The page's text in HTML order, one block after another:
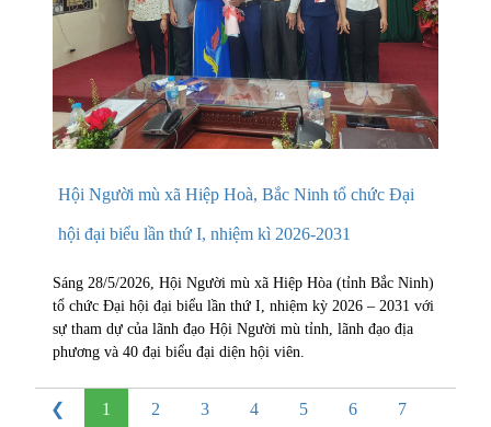
Hội Người mù xã Hiệp Hoà, Bắc Ninh tổ chức Đại
hội đại biểu lần thứ I, nhiệm kì 2026-2031
Sáng 28/5/2026, Hội Người mù xã Hiệp Hòa (tỉnh Bắc Ninh)
tổ chức Đại hội đại biểu lần thứ I, nhiệm kỳ 2026 – 2031 với
sự tham dự của lãnh đạo Hội Người mù tỉnh, lãnh đạo địa
phương và 40 đại biểu đại diện hội viên.
❮ 1 2 3 4 5 6 7